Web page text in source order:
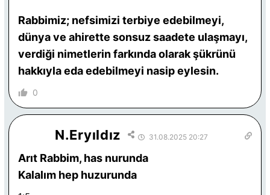
Rabbimiz; nefsimizi terbiye edebilmeyi,
dünya ve ahirette sonsuz saadete ulaşmayı,
verdiği nimetlerin farkında olarak şükrünü
hakkıyla eda edebilmeyi nasip eylesin.
0
N.Eryıldız 31.08.2025 20:27
Arıt Rabbim, has nurunda
Kalalım hep huzurunda